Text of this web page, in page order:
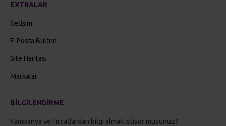
EXTRALAR
İletişim
E-Posta Bülten
Site Haritası
Markalar
BILGILENDIRME
Kampanya ve Fırsatlardan bilgi almak istiyor musunuz?